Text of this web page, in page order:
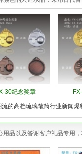
30纪念奖章
流的高档琉璃笔筒行业新闻
用品以及答谢客户礼品专用